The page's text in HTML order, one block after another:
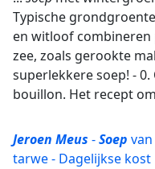
Typische
en witloof
zee, zoals gerookte
superlekkere soep! -
bouillon. Het recept
Jeroen Meus -Soep
tarwe - Dagelijkse kost